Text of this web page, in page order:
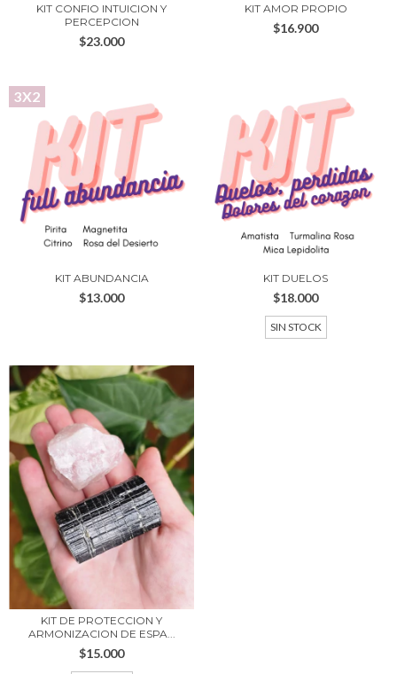
KIT CONFIO INTUICION Y
PERCEPCION
$23.000
KIT AMOR PROPIO
$16.900
3X2
KIT ABUNDANCIA
$13.000
KIT DUELOS
$18.000
SIN STOCK
KIT DE PROTECCION Y
ARMONIZACION DE ESPA...
$15.000